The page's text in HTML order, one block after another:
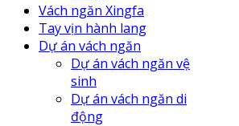
Vách ngăn Xingfa
Tay vịn hành lang
Dự án vách ngăn
Dự án vách ngăn vệ
sinh
Dự án vách ngăn di
động